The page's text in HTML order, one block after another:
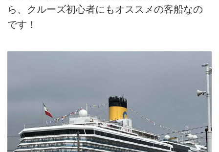
ら、クルーズ初心者にもオススメの客船なの
です！